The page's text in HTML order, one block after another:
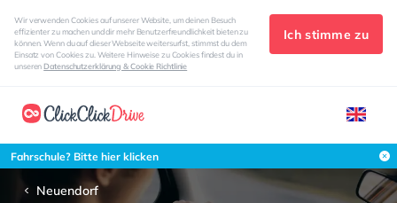
Wir verwenden Cookies auf unserer Website, um deinen Besuch
effizienter zu machen und dir mehr Benutzerfreundlichkeit bieten zu
können. Wenn du auf dieser Webseite weitersurfst, stimmst du dem
Einsatz von Cookies zu. Weitere Hinweise zu Cookies findest du in
unserenDatenschutzerklärung & Cookie Richtlinie
Ich stimme zu
Fahrschule? Bitte hier klicken
Neuendorf